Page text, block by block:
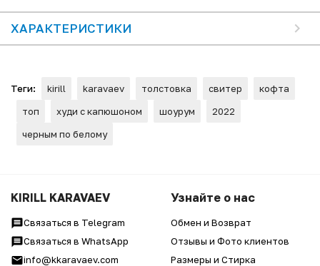
ХАРАКТЕРИСТИКИ
Теги: kirill karavaev толстовка свитер
кофта
топ
худи с капюшоном шоурум
2022
черным по белому
KIRILL KARAVAEV
Связаться в Telegram
Связаться в WhatsApp
info@kkaravaev.com
Узнайте о нас
Обмен и Возврат
Отзывы и Фото клиентов
Размеры и Стирка